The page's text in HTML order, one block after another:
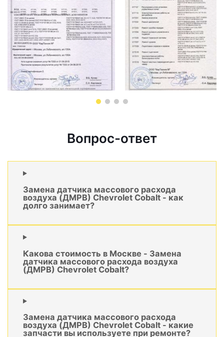
Вопрос-ответ
Замена датчика массового расхода
воздуха (ДМРВ) Chevrolet Cobalt - как
долго занимает?
Какова стоимость в Москве - Замена
датчика массового расхода воздуха
(ДМРВ) Chevrolet Cobalt?
Замена датчика массового расхода
воздуха (ДМРВ) Chevrolet Cobalt - какие
запчасти вы используете при ремонте?